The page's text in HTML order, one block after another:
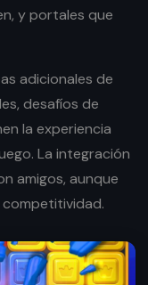
y portales que
adicionales de
desafíos de
la experiencia
La integración
amigos, aunque
competitividad.